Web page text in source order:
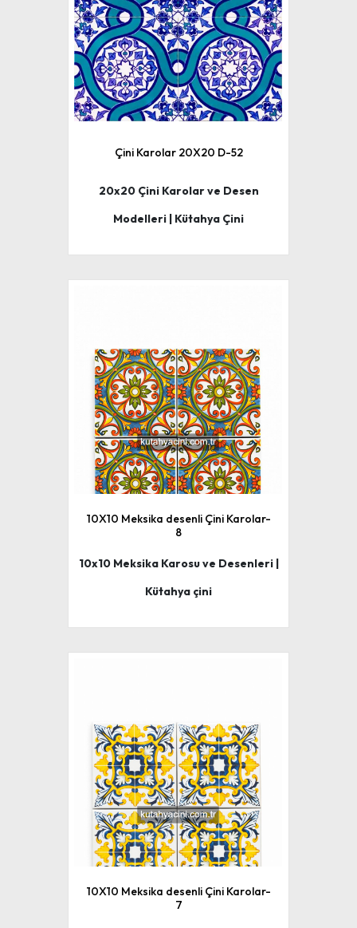
Çini Karolar 20X20 D-52
20x20 Çini Karolar ve Desen
Modelleri | Kütahya Çini
10X10 Meksika desenli Çini Karolar-
8
10x10 Meksika Karosu ve Desenleri |
Kütahya çini
10X10 Meksika desenli Çini Karolar-
7